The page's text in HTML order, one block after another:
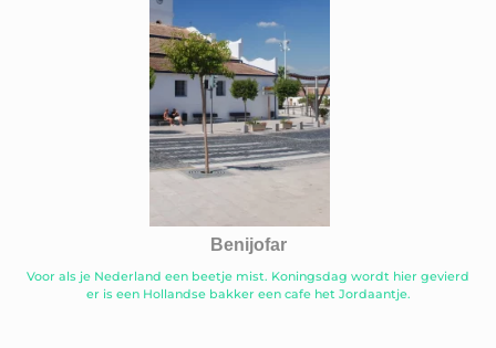
Benijofar
Voor als je Nederland een beetje mist. Koningsdag wordt hier gevierd
er is een Hollandse bakker een cafe het Jordaantje.